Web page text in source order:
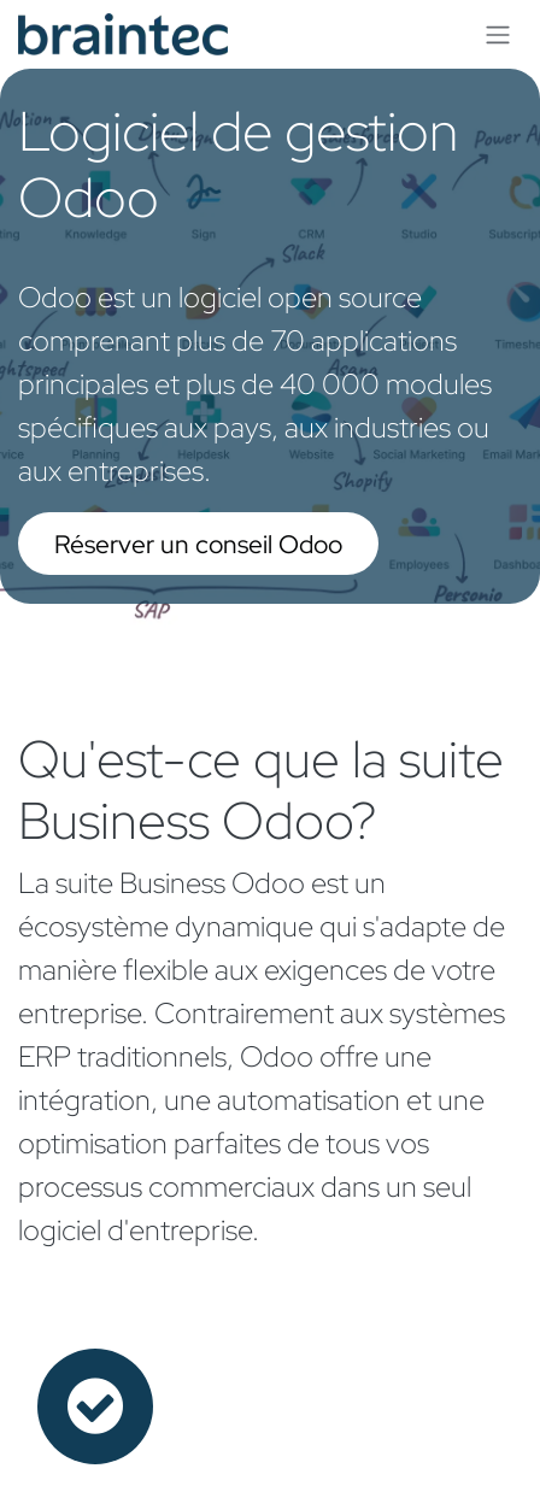
Se rendre au contenu
Logiciel de gestion
Odoo
Odoo est un logiciel open source
comprenant plus de 70 applications
principales et plus de 40 000 modules
spécifiques aux pays, aux industries ou
aux entreprises.
Réserver un conseil Odoo
Qu'est-ce que la suite
Business Odoo?
La suite Business Odoo est un
écosystème dynamique qui s'adapte de
manière flexible aux exigences de votre
entreprise. Contrairement aux systèmes
ERP traditionnels, Odoo offre une
intégration, une automatisation et une
optimisation parfaites de tous vos
processus commerciaux dans un seul
logiciel d'entreprise.